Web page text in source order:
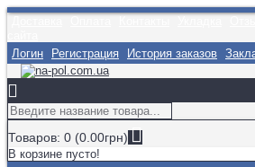
Логин
Регистрация История заказов
Товаров: 0 (0.00грн)
В корзине пусто!